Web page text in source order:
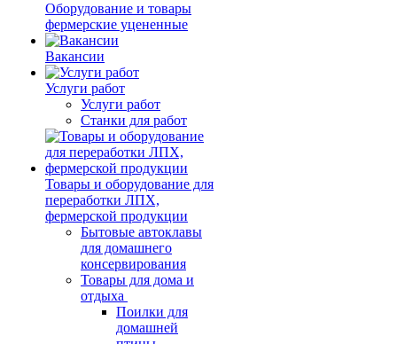
Оборудование и товары
фермерские уцененные
Вакансии
Услуги работ
Услуги работ
Станки для работ
Товары и оборудование для
переработки ЛПХ,
фермерской продукции
Бытовые автоклавы
для домашнего
консервирования
Товары для дома и
отдыха
Поилки для
домашней